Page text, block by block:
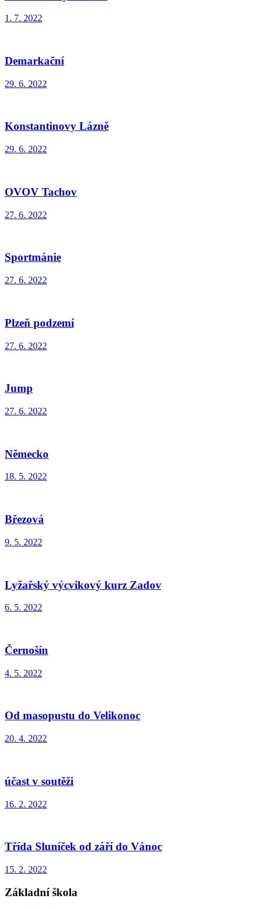
1. 7. 2022
Demarkační
29. 6. 2022
Konstantinovy Lázně
29. 6. 2022
OVOV Tachov
27. 6. 2022
Sportmánie
27. 6. 2022
Plzeň podzemí
27. 6. 2022
Jump
27. 6. 2022
Německo
18. 5. 2022
Březová
9. 5. 2022
Lyžařský výcvikový kurz Zadov
6. 5. 2022
Černošín
4. 5. 2022
Od masopustu do Velikonoc
20. 4. 2022
účast v soutěži
16. 2. 2022
Třída Sluníček od září do Vánoc
15. 2. 2022
Základní škola